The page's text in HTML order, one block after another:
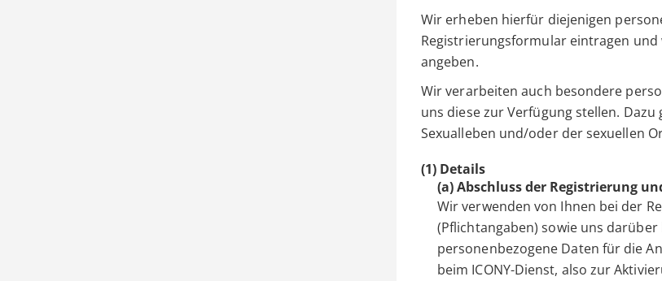
Wir erheben hierfür diejenigen
Registrierungsformular eintragen und
angeben.
Wir verarbeiten auch besondere
uns diese zur Verfügung stellen.
Sexualleben und/oder der sexuellen
(1) Details
(a) Abschluss der Registrierung
Wir verwenden von Ihnen bei der
(Pflichtangaben) sowie uns
personenbezogene Daten für die
beim ICONY-Dienst, also zur